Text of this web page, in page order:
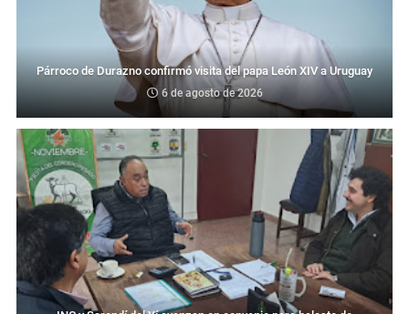
Párroco de Durazno confirmó visita del papa León XIV a Uruguay
6 de agosto de 2026